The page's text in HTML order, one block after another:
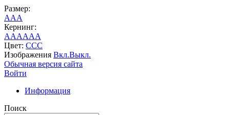
Размер:
AAA
Кернинг:
AAAAAA
Цвет: CCC
Изображения Вкл.Выкл.
Обычная версия сайта
Войти
Информация
Поиск